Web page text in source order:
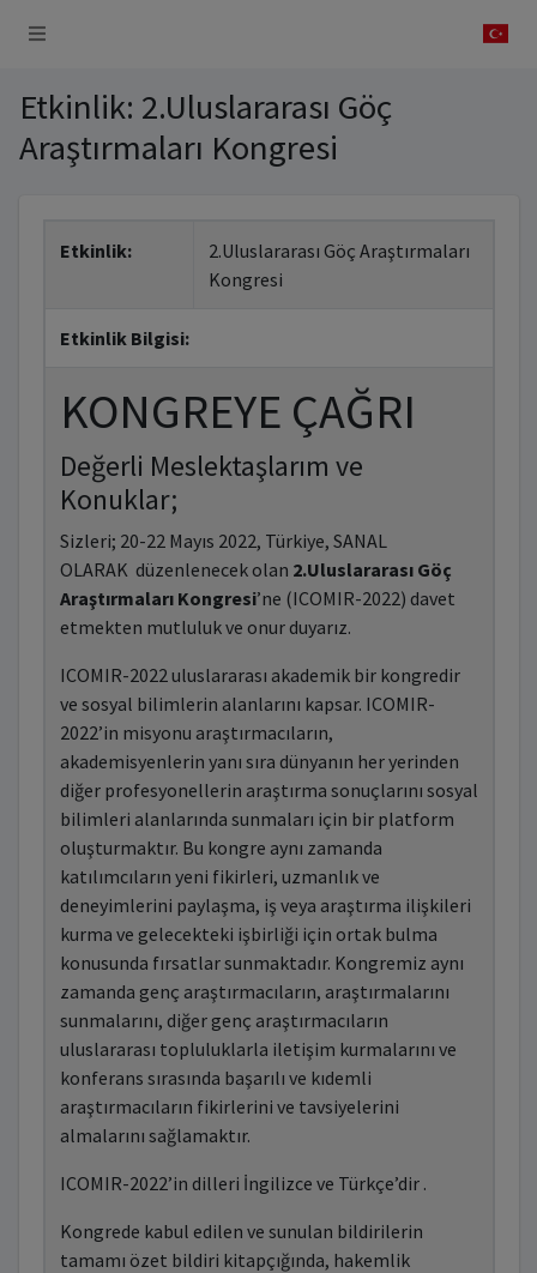
Etkinlik: 2.Uluslararası Göç
Araştırmaları Kongresi
Etkinlik:
2.Uluslararası Göç Araştırmaları
Kongresi
Etkinlik Bilgisi:
KONGREYE ÇAĞRI
Değerli Meslektaşlarım ve
Konuklar;
Sizleri; 20-22 Mayıs 2022, Türkiye, SANAL
OLARAK düzenlenecek olan 2.Uluslararası Göç
Araştırmaları Kongresi’ne (ICOMIR-2022) davet
etmekten mutluluk ve onur duyarız.
ICOMIR-2022 uluslararası akademik bir kongredir
ve sosyal bilimlerin alanlarını kapsar. ICOMIR-
2022’in misyonu araştırmacıların,
akademisyenlerin yanı sıra dünyanın her yerinden
diğer profesyonellerin araştırma sonuçlarını sosyal
bilimleri alanlarında sunmaları için bir platform
oluşturmaktır. Bu kongre aynı zamanda
katılımcıların yeni fikirleri, uzmanlık ve
deneyimlerini paylaşma, iş veya araştırma ilişkileri
kurma ve gelecekteki işbirliği için ortak bulma
konusunda fırsatlar sunmaktadır. Kongremiz aynı
zamanda genç araştırmacıların, araştırmalarını
sunmalarını, diğer genç araştırmacıların
uluslararası topluluklarla iletişim kurmalarını ve
konferans sırasında başarılı ve kıdemli
araştırmacıların fikirlerini ve tavsiyelerini
almalarını sağlamaktır.
ICOMIR-2022’in dilleri İngilizce ve Türkçe’dir .
Kongrede kabul edilen ve sunulan bildirilerin
tamamı özet bildiri kitapçığında, hakemlik